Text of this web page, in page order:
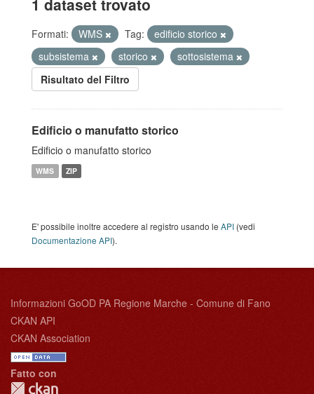
1 dataset trovato
Formati: WMS Tag:
edificio storico
subsistema
storico
sottosistema
Risultato del Filtro
Edificio o manufatto storico
Edificio o manufatto storico
WMS ZIP
E' possibile inoltre accedere al registro usando le API (vedi
Documentazione API).
Informazioni GoOD PA Regione Marche - Comune di Fano
CKAN API
CKAN Association
Fatto con